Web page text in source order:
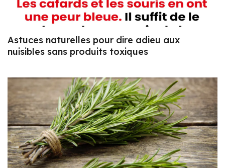
Astuces naturelles pour dire adieu aux
nuisibles sans produits toxiques